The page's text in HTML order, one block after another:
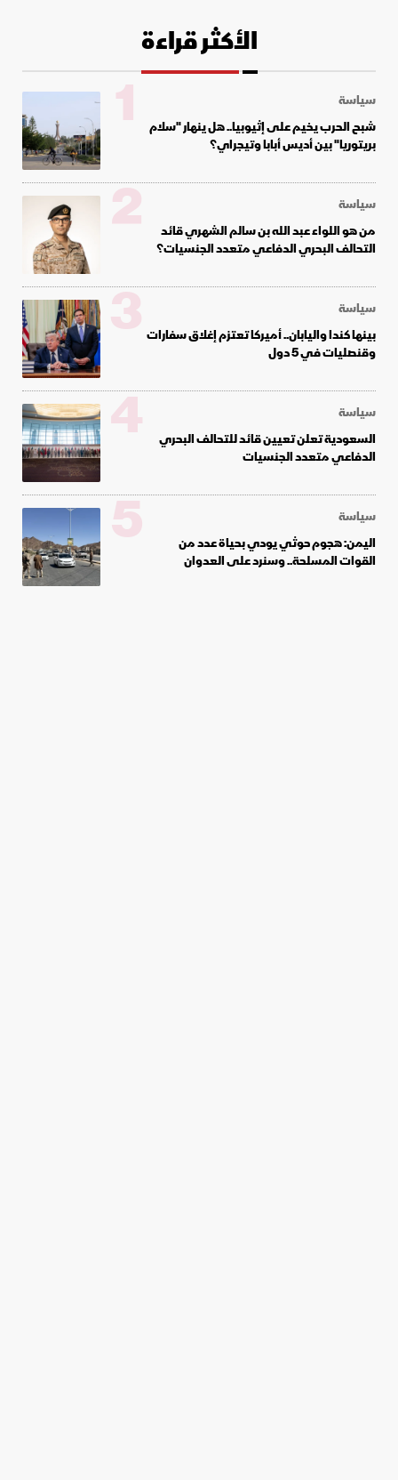
الأكثر قراءة
سياسة
شبح الحرب يخيم على إثيوبيا.. هل ينهار "سلام
بريتوريا" بين أديس أبابا وتيجراي؟
1
سياسة
من هو اللواء عبد الله بن سالم الشهري قائد
التحالف البحري الدفاعي متعدد الجنسيات؟
2
سياسة
بينها كندا واليابان.. أميركا تعتزم إغلاق سفارات
وقنصليات في 5 دول
3
سياسة
السعودية تعلن تعيين قائد للتحالف البحري
الدفاعي متعدد الجنسيات
4
سياسة
اليمن: هجوم حوثي يودي بحياة عدد من
القوات المسلحة.. وسنرد على العدوان
5